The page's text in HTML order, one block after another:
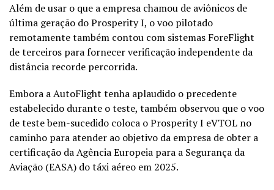
Além de usar o que a empresa chamou de aviônicos de
última geração do Prosperity I, o voo pilotado
remotamente também contou com sistemas ForeFlight
de terceiros para fornecer verificação independente da
distância recorde percorrida.
Embora a AutoFlight tenha aplaudido o precedente
estabelecido durante o teste, também observou que o voo
de teste bem-sucedido coloca o Prosperity I eVTOL no
caminho para atender ao objetivo da empresa de obter a
certificação da Agência Europeia para a Segurança da
Aviação (EASA) do táxi aéreo em 2025.